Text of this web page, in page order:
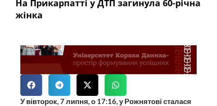
На Прикарпатті у ДТП загинула 60-річна
жінка
У вівторок, 7 липня, о 17:16, у Рожнятові сталася